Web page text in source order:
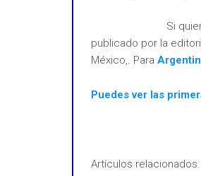
Si
publicado por la
México,. Para
Puedes ver las
Artículos relacionados: